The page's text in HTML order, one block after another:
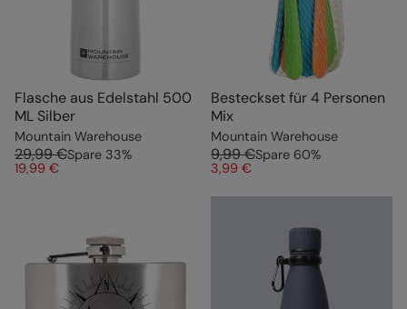
Flasche aus Edelstahl 500
ML Silber
Mountain Warehouse
29,99 €Spare 33%
19,99 €
Besteckset für 4 Personen
Mix
Mountain Warehouse
9,99 €Spare 60%
3,99 €